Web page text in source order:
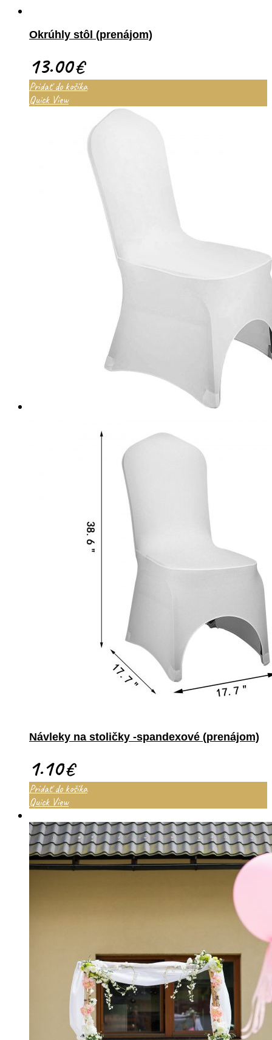
Okrúhly stôl (prenájom)
13.00€
Pridať do košíka
Quick View
Návleky na stoličky -spandexové (prenájom)
1.10€
Pridať do košíka
Quick View